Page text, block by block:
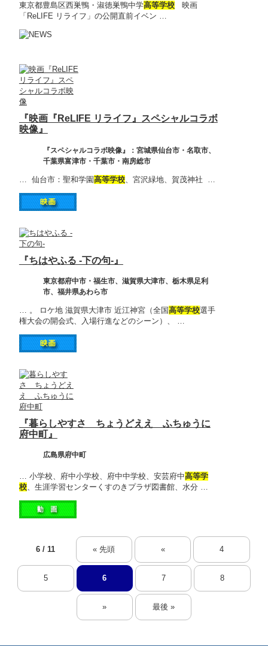
東京都豊島区西巣鴨・淑徳巣鴨中学高等学校映画
「ReLIFE リライフ」の公開直前イベン …
『映画『ReLIFE リライフ』スペシャルコラボ
映像』
『スペシャルコラボ映像』：宮城県仙台市・名取市、
千葉県富津市・千葉市・南房総市
… 仙台市：聖和学園高等学校、宮沢緑地、賀茂神社 …
『ちはやふる -下の句-』
東京都府中市・福生市、滋賀県大津市、栃木県足利
市、福井県あわら市
… 。 ロケ地 滋賀県大津市 近江神宮（全国高等学校選手
権大会の開会式、入場行進などのシーン）、 …
『暮らしやすさ ちょうどええ ふちゅうに
府中町』
広島県府中町
… 小学校、府中小学校、府中中学校、安芸府中高等学
校、生涯学習センターくすのきプラザ図書館、水分 …
6 / 11 « 先頭 « 4
5 6 7 8
» 最後 »